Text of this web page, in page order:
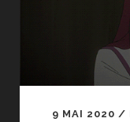
9 MAI 2020 /